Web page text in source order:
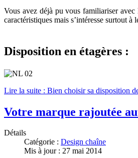
Vous avez déjà pu vous familiariser avec
caractéristiques mais s’intéresse surtout à
Disposition en étagères :
Lire la suite : Bien choisir sa disposition
Votre marque rajoutée
Détails
Catégorie : Design chaîne
Mis à jour : 27 mai 2014